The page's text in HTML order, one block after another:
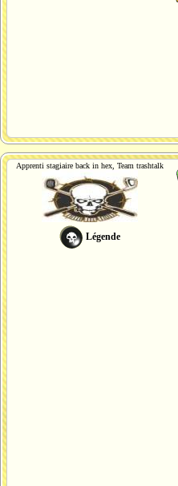
Apprenti stagiaire back in hex, Team trashtalk
Légende